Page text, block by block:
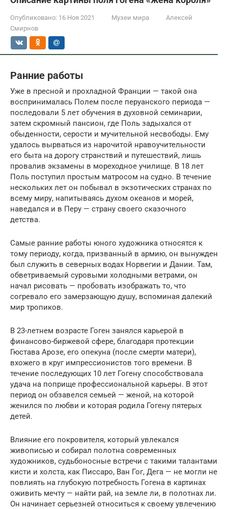
Опубликовано: 16 Ноя 2021 Музеи мира
Алексей
Смирнов
Ранние работы
Уже в пресной и прохладной Франции — такой она
воспринималась Полем после перуанского периода —
последовали 5 лет обучения в духовной семинарии,
затем скромный пансион, где Поль задыхался от
обыденности, серости и мучительной несвободы. Ему
удалось вырваться из нарочитой нравоучительности
его быта на дорогу странствий и путешествий, лишь
провалив экзамены в мореходное училище. В 18 лет
Поль поступил простым матросом на судно. В течение
нескольких лет он побывал в экзотических странах по
всему миру, напитываясь духом океанов и морей,
наведался и в Перу — страну своего сказочного
детства.
Самые ранние работы юного художника относятся к
тому периоду, когда, призванный в армию, он вынужден
был служить в северных водах Норвегии и Дании. Там,
обветриваемый суровыми холодными ветрами, он
начал рисовать — пробовать изображать то, что
согревало его замерзающую душу, вспоминая далекий
мир тропиков.
В 23-летнем возрасте Гоген занялся карьерой в
финансово-биржевой сфере, благодаря протекции
Гюстава Арозе, его опекуна (после смерти матери),
вхожего в круг импрессионистов того времени. В
течение последующих 10 лет Гогену способствовала
удача на поприще профессиональной карьеры. В этот
период он обзавелся семьей — женой, на которой
женился по любви и которая родила Гогену пятерых
детей.
Влияние его покровителя, который увлекался
живописью и собирал полотна современных
художников, судьбоносные встречи с такими талантами
кисти и холста, как Писсаро, Ван Гог, Дега — не могли не
повлиять на глубокую потребность Гогена в картинах
оживить мечту — найти рай, на земле ли, в полотнах ли.
Он начинает серьезней относиться к своему увлечению